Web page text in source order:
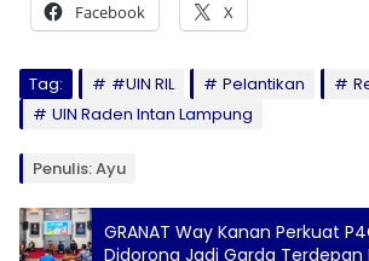
Facebook X
Tag: #UIN RIL Pelantikan
UIN Raden Intan Lampung
Penulis: Ayu
GRANAT Way Kanan Perkuat
Didorong Jadi Garda Terdepan